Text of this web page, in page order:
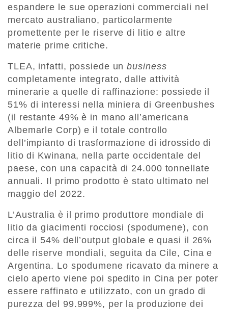
espandere le sue operazioni commerciali nel
mercato australiano, particolarmente
promettente per le riserve di litio e altre
materie prime critiche.
TLEA, infatti, possiede unbusiness
completamente integrato, dalle attività
minerarie a quelle di raffinazione: possiede il
51% di interessi nella miniera di Greenbushes
(il restante 49% è in mano all’americana
Albemarle Corp) e il totale controllo
dell’impianto di trasformazione di idrossido di
litio di Kwinana, nella parte occidentale del
paese, con una capacità di 24.000 tonnellate
annuali. Il primo prodotto è stato ultimato nel
maggio del 2022.
L’Australia è il primo produttore mondiale di
litio da giacimenti rocciosi (spodumene), con
circa il 54% dell’output globale e quasi il 26%
delle riserve mondiali, seguita da Cile, Cina e
Argentina. Lo spodumene ricavato da minere a
cielo aperto viene poi spedito in Cina per poter
essere raffinato e utilizzato, con un grado di
purezza del 99.999%, per la produzione dei